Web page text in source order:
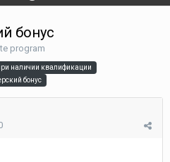
бонус
program
наличии квалификации
бонус